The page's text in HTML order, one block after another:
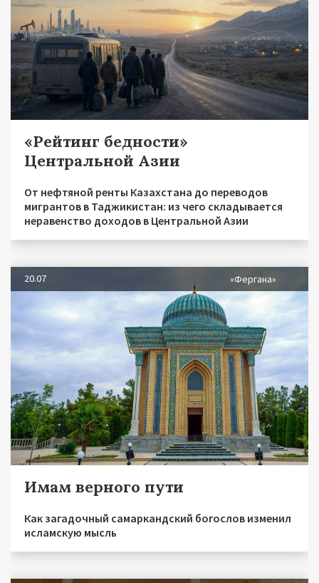
«Рейтинг бедности»
Центральной Азии
От нефтяной ренты Казахстана до переводов
мигрантов в Таджикистан: из чего складывается
неравенство доходов в Центральной Азии
20.07 «Фергана»
Имам верного пути
Как загадочный самаркандский богослов изменил
исламскую мысль